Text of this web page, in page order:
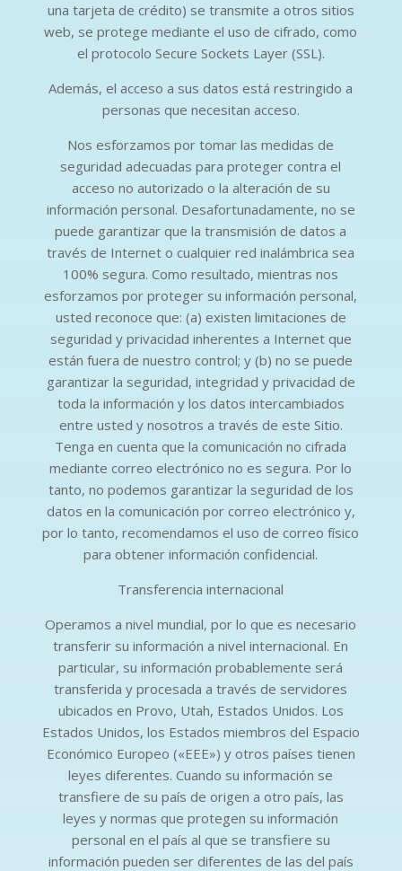
una tarjeta de crédito) se transmite a otros sitios
web, se protege mediante el uso de cifrado, como
el protocolo Secure Sockets Layer (SSL).
Además, el acceso a sus datos está restringido a
personas que necesitan acceso.
Nos esforzamos por tomar las medidas de
seguridad adecuadas para proteger contra el
acceso no autorizado o la alteración de su
información personal. Desafortunadamente, no se
puede garantizar que la transmisión de datos a
través de Internet o cualquier red inalámbrica sea
100% segura. Como resultado, mientras nos
esforzamos por proteger su información personal,
usted reconoce que: (a) existen limitaciones de
seguridad y privacidad inherentes a Internet que
están fuera de nuestro control; y (b) no se puede
garantizar la seguridad, integridad y privacidad de
toda la información y los datos intercambiados
entre usted y nosotros a través de este Sitio.
Tenga en cuenta que la comunicación no cifrada
mediante correo electrónico no es segura. Por lo
tanto, no podemos garantizar la seguridad de los
datos en la comunicación por correo electrónico y,
por lo tanto, recomendamos el uso de correo físico
para obtener información confidencial.
Transferencia internacional
Operamos a nivel mundial, por lo que es necesario
transferir su información a nivel internacional. En
particular, su información probablemente será
transferida y procesada a través de servidores
ubicados en Provo, Utah, Estados Unidos. Los
Estados Unidos, los Estados miembros del Espacio
Económico Europeo («EEE») y otros países tienen
leyes diferentes. Cuando su información se
transfiere de su país de origen a otro país, las
leyes y normas que protegen su información
personal en el país al que se transfiere su
información pueden ser diferentes de las del país